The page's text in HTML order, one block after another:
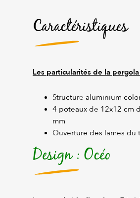
Caractéristiques
Les particularités de la
Structure aluminium
4 poteaux de 12x12 cm
mm
Ouverture des lames du
Design : Océo